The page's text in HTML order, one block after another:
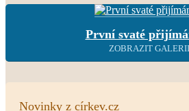
První svaté
ZOBRAZIT GALERII
Novinky z církev.cz